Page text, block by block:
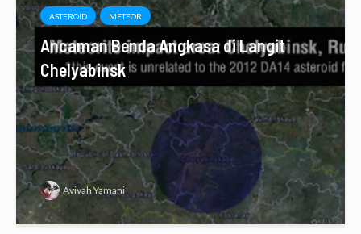
ASTEROID METEOR
Ancaman Benda Angkasa di Langit
Chelyabinsk
Avivah Yamani